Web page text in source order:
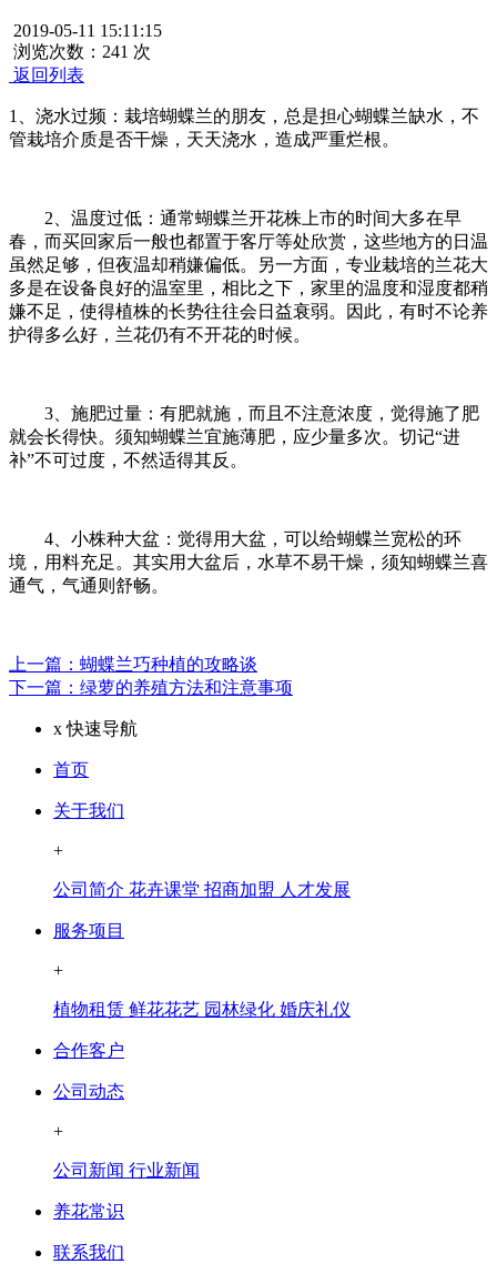
2019-05-11 15:11:15
浏览次数： 241 次
返回列表
1、浇水过频：栽培蝴蝶兰的朋友，总是担心蝴蝶兰缺水，不
管栽培介质是否干燥，天天浇水，造成严重烂根。
2、温度过低：通常蝴蝶兰开花株上市的时间大多在早
春，而买回家后一般也都置于客厅等处欣赏，这些地方的日温
虽然足够，但夜温却稍嫌偏低。另一方面，专业栽培的兰花大
多是在设备良好的温室里，相比之下，家里的温度和湿度都稍
嫌不足，使得植株的长势往往会日益衰弱。因此，有时不论养
护得多么好，兰花仍有不开花的时候。
3、施肥过量：有肥就施，而且不注意浓度，觉得施了肥
就会长得快。须知蝴蝶兰宜施薄肥，应少量多次。切记“进
补”不可过度，不然适得其反。
4、小株种大盆：觉得用大盆，可以给蝴蝶兰宽松的环
境，用料充足。其实用大盆后，水草不易干燥，须知蝴蝶兰喜
通气，气通则舒畅。
上一篇：蝴蝶兰巧种植的攻略谈
下一篇：绿萝的养殖方法和注意事项
x快速导航
首页
关于我们
+
公司简介 花卉课堂 招商加盟 人才发展
服务项目
+
植物租赁 鲜花花艺 园林绿化 婚庆礼仪
合作客户
公司动态
+
公司新闻 行业新闻
养花常识
联系我们